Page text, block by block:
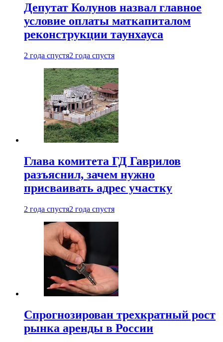
Депутат Колунов назвал главное
условие оплаты маткапиталом
реконструкции таунхауса
2 года спустя2 года спустя
Глава комитета ГД Гаврилов
разъяснил, зачем нужно
присваивать адрес участку
2 года спустя2 года спустя
Спрогнозирован трехкратный рост
рынка аренды в России